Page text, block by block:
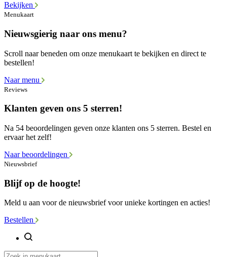
Bekijken
Menukaart
Nieuwsgierig naar ons menu?
Scroll naar beneden om onze menukaart te bekijken en direct te
bestellen!
Naar menu
Reviews
Klanten geven ons 5 sterren!
Na 54 beoordelingen geven onze klanten ons 5 sterren. Bestel en
ervaar het zelf!
Naar beoordelingen
Nieuwsbrief
Blijf op de hoogte!
Meld u aan voor de nieuwsbrief voor unieke kortingen en acties!
Bestellen